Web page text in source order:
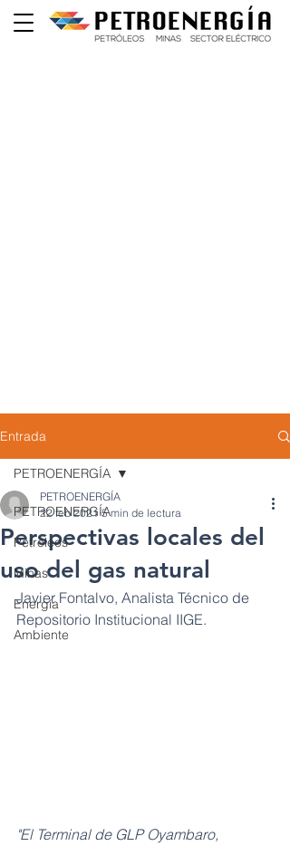
Entrada
PETROENERGÍA
Petróleos
Minas
Energía
Ambiente
PETROENERGÍA
Perspectivas locales del
uso del gas natural
PETROENERGÍA
22 feb 2021 5 min de lectura
Javier Fontalvo, Analista Técnico de
Repositorio Institucional IIGE.
"El Terminal de GLP Oyambaro,